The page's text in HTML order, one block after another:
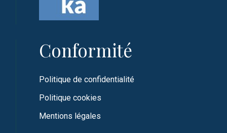
Conformité
Politique de confidentialité
Politique cookies
Mentions légales